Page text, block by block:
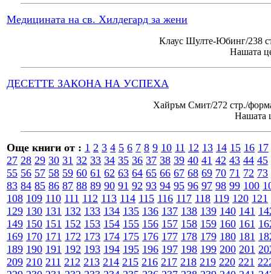
Медицината на св. Хилдегард за жени
Клаус Шулте-Юбинг/238
Нашата
ДЕСЕТТЕ ЗАКОНА НА УСПЕХА
Хайръм Смит/272 стр./
Нашата
Още книги от : 1 2 3 4 5 6 7 8 9 10 11 12 13 14 15 16 17
27 28 29 30 31 32 33 34 35 36 37 38 39 40 41 42 43 44 45
55 56 57 58 59 60 61 62 63 64 65 66 67 68 69 70 71 72 73
83 84 85 86 87 88 89 90 91 92 93 94 95 96 97 98 99 100
108 109 110 111 112 113 114 115 116 117 118 119 120 121
129 130 131 132 133 134 135 136 137 138 139 140 141
149 150 151 152 153 154 155 156 157 158 159 160 161
169 170 171 172 173 174 175 176 177 178 179 180 181
189 190 191 192 193 194 195 196 197 198 199 200 201
209 210 211 212 213 214 215 216 217 218 219 220 221